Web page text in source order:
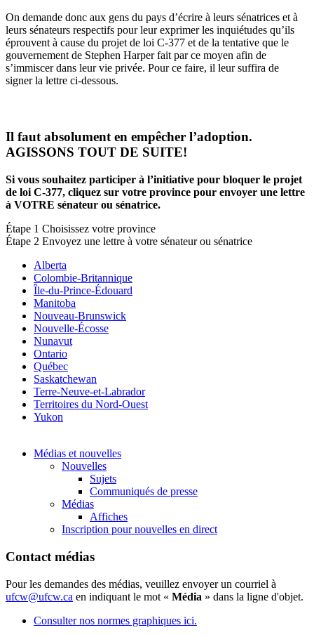
On demande donc aux gens du pays d’écrire à leurs sénatrices et à
leurs sénateurs respectifs pour leur exprimer les inquiétudes qu’ils
éprouvent à cause du projet de loi C-377 et de la tentative que le
gouvernement de Stephen Harper fait par ce moyen afin de
s’immiscer dans leur vie privée. Pour ce faire, il leur suffira de
signer la lettre ci-dessous.
Il faut absolument en empêcher l’adoption.
AGISSONS TOUT DE SUITE!
Si vous souhaitez participer à l’initiative pour bloquer le projet
de loi C-377, cliquez sur votre province pour envoyer une lettre
à VOTRE sénateur ou sénatrice.
Étape 1 Choisissez votre province
Étape 2 Envoyez une lettre à votre sénateur ou sénatrice
Alberta
Colombie-Britannique
Île-du-Prince-Édouard
Manitoba
Nouveau-Brunswick
Nouvelle-Écosse
Nunavut
Ontario
Québec
Saskatchewan
Terre-Neuve-et-Labrador
Territoires du Nord-Ouest
Yukon
Médias et nouvelles
Nouvelles
Sujets
Communiqués de presse
Médias
Affiches
Inscription pour nouvelles en direct
Contact médias
Pour les demandes des médias, veuillez envoyer un courriel à
ufcw@ufcw.ca en indiquant le mot « Média » dans la ligne d'objet.
Consulter nos normes graphiques ici.